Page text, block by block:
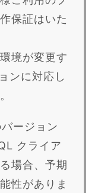
保証はいた
境が変更す
ンに対応し
ージョン
クライア
場合、予期
性がありま